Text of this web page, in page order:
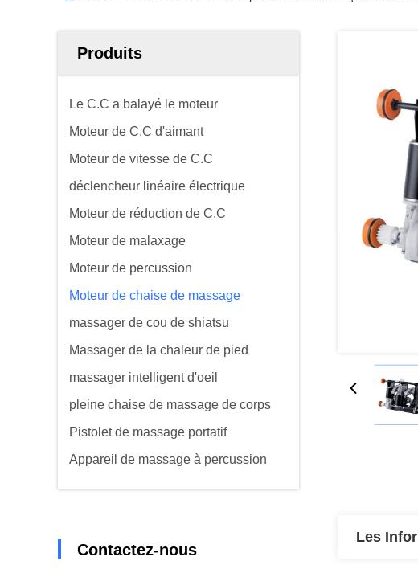
Produits
Le C.C a balayé le moteur
Moteur de C.C d'aimant
Moteur de vitesse de C.C
déclencheur linéaire électrique
Moteur de réduction de C.C
Moteur de malaxage
Moteur de percussion
Moteur de chaise de massage
massager de cou de shiatsu
Massager de la chaleur de pied
massager intelligent d'oeil
pleine chaise de massage de corps
Pistolet de massage portatif
Appareil de massage à percussion
Contactez-nous
Les